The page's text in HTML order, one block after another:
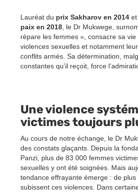
Lauréat du prix Sakharov en 2014 et
paix en 2018 , le Dr Mukwege,
répare les femmes », consacre sa
violences sexuelles et notamment
conflits armés. Sa détermination,
constantes qu’il reçoit, force
Une violence
victimes toujours
Au cours de notre échange, le Dr
des constats glaçants. Depuis la
Panzi, plus de 83 000 femmes
sexuelles y ont été soignées. Mais
tendance effrayante émerge : de plus
subissent ces violences. Dans